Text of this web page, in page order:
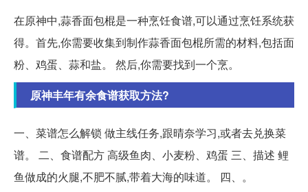
在原神中,蒜香面包棍是一种烹饪食谱,可以通过烹饪系统获
得。首先,你需要收集到制作蒜香面包棍所需的材料,包括面
粉、鸡蛋、蒜和盐。 然后,你需要找到一个烹。
原神丰年有余食谱获取方法?
一、菜谱怎么解锁 做主线任务,跟晴奈学习,或者去兑换菜
谱。 二、食谱配方 高级鱼肉、小麦粉、鸡蛋 三、描述 鲤
鱼做成的火腿,不肥不腻,带着大海的味道。 四、。